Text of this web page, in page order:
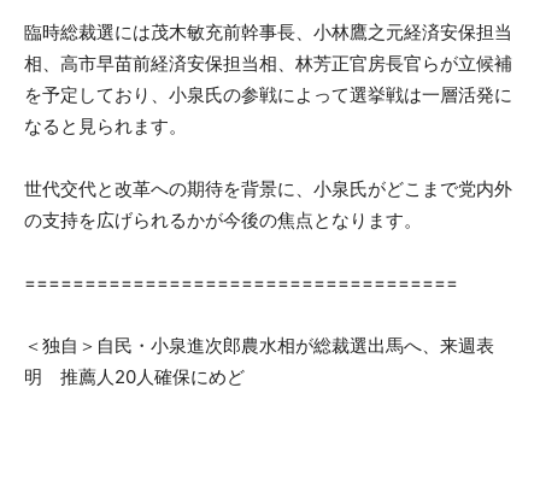
臨時総裁選には茂木敏充前幹事長、小林鷹之元経済安保担当
相、高市早苗前経済安保担当相、林芳正官房長官らが立候補
を予定しており、小泉氏の参戦によって選挙戦は一層活発に
なると見られます。
世代交代と改革への期待を背景に、小泉氏がどこまで党内外
の支持を広げられるかが今後の焦点となります。
====================================
＜独自＞自民・小泉進次郎農水相が総裁選出馬へ、来週表
明 推薦人20人確保にめど